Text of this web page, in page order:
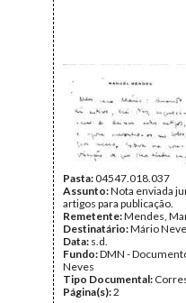
Pasta:04547.018.037
Assunto:Nota enviada
artigos para publicação.
Remetente:Mendes,
Destinatário:Mário
Data: s.d.
Fundo:DMN -
Neves
Tipo Documental:
Página(s):2